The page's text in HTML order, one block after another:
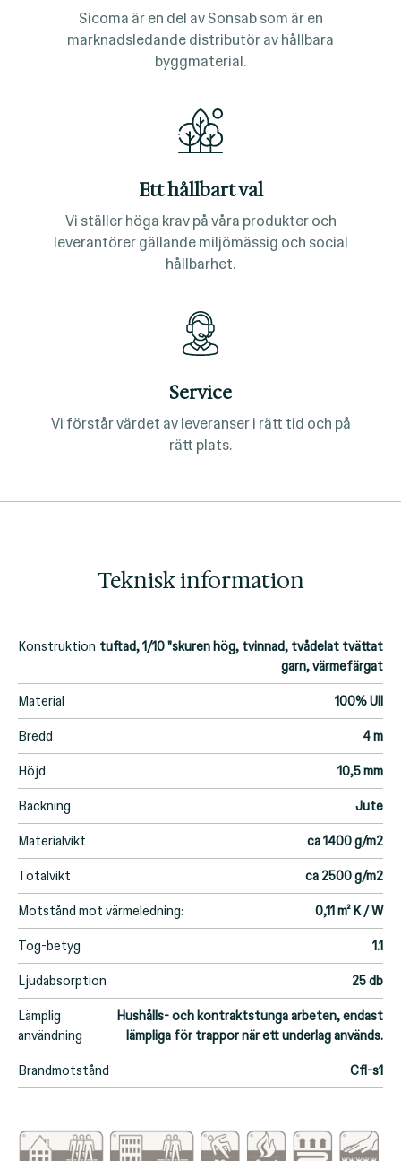
Sicoma är en del av Sonsab som är en
marknadsledande distributör av hållbara
byggmaterial.
Ett hållbart val
Vi ställer höga krav på våra produkter och
leverantörer gällande miljömässig och social
hållbarhet.
Service
Vi förstår värdet av leveranser i rätt tid och på
rätt plats.
Teknisk information
Konstruktion tuftad, 1/10 "skuren hög, tvinnad, tvådelat tvättat
garn, värmefärgat
Material 100% Ull
Bredd 4 m
Höjd 10,5 mm
Backning Jute
Materialvikt ca 1400 g/m2
Totalvikt ca 2500 g/m2
Motstånd mot värmeledning: 0,11 m² K / W
Tog-betyg 1.1
Ljudabsorption 25 db
Lämplig
användning
Hushålls- och kontraktstunga arbeten, endast
lämpliga för trappor när ett underlag används.
Brandmotstånd Cfl-s1